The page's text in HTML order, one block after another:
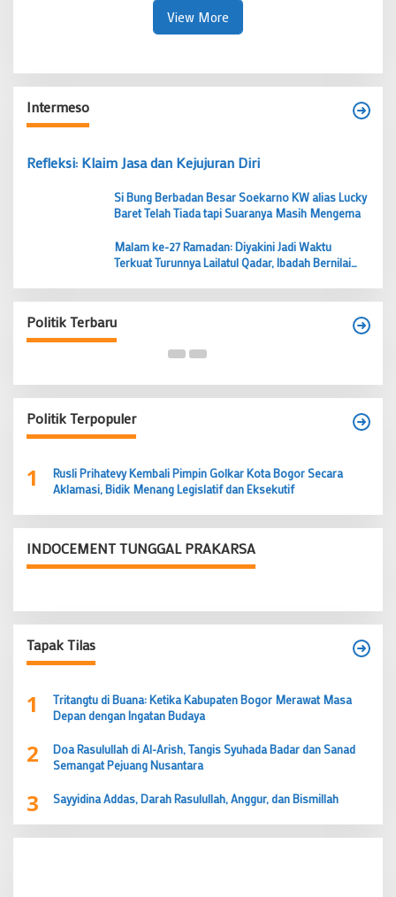
View More
Intermeso
Refleksi: Klaim Jasa dan Kejujuran Diri
Si Bung Berbadan Besar Soekarno KW alias Lucky
Baret Telah Tiada tapi Suaranya Masih Mengema
Malam ke-27 Ramadan: Diyakini Jadi Waktu
Terkuat Turunnya Lailatul Qadar, Ibadah Bernilai
Politik Terbaru
Tangerang Periode 2026–2031
Di Banten, Politik
Politik Terpopuler
1
Rusli Prihatevy Kembali Pimpin Golkar Kota Bogor Secara
Aklamasi, Bidik Menang Legislatif dan Eksekutif
INDOCEMENT TUNGGAL PRAKARSA
Tapak Tilas
1
Tritangtu di Buana: Ketika Kabupaten Bogor Merawat Masa
Depan dengan Ingatan Budaya
2
Doa Rasulullah di Al-Arish, Tangis Syuhada Badar dan Sanad
Semangat Pejuang Nusantara
3 Sayyidina Addas, Darah Rasulullah, Anggur, dan Bismillah